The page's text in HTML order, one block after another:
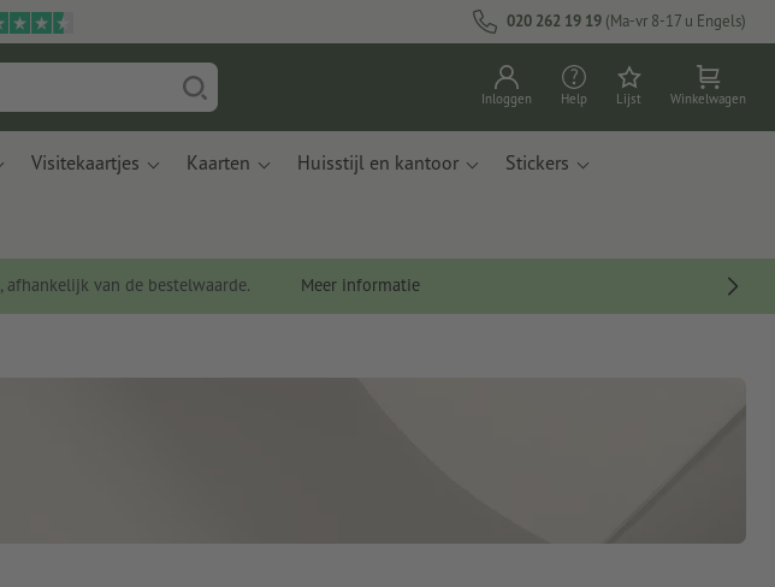
020 262 19 19 (Ma-vr 8-17 u Engels)
Inloggen Help Lijst Winkelwagen
Visitekaartjes Kaarten Huisstijl en kantoor Stickers
, afhankelijk van de bestelwaarde. Meer informatie